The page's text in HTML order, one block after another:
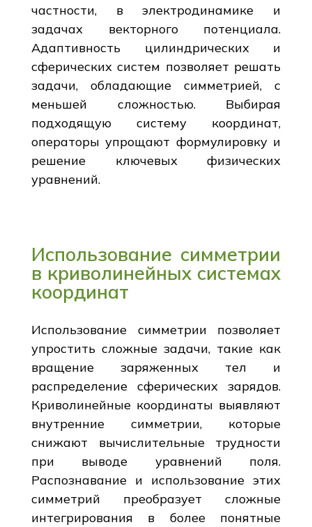
частности, в электродинамике и
задачах векторного потенциала.
Адаптивность цилиндрических и
сферических систем позволяет решать
задачи, обладающие симметрией, с
меньшей сложностью. Выбирая
подходящую систему координат,
операторы упрощают формулировку и
решение ключевых физических
уравнений.
Использование симметрии
в криволинейных системах
координат
Использование симметрии позволяет
упростить сложные задачи, такие как
вращение заряженных тел и
распределение сферических зарядов.
Криволинейные координаты выявляют
внутренние симметрии, которые
снижают вычислительные трудности
при выводе уравнений поля.
Распознавание и использование этих
симметрий преобразует сложные
интегрирования в более понятные